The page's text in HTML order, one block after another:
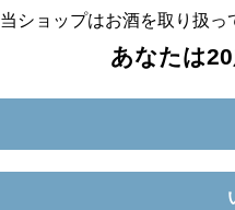
当ショップはお酒を取り扱
あなたは